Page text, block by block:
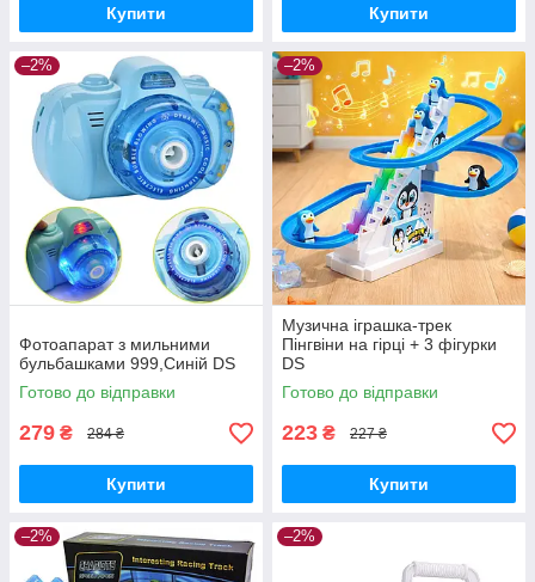
Купити Купити
–2%
Фотоапарат з мильними
бульбашками 999,Синій DS
Готово до відправки
279 ₴ 284 ₴
Купити
–2%
Музична іграшка-трек
Пінгвіни на гірці + 3 фігурки
DS
Готово до відправки
223 ₴ 227 ₴
Купити
–2% –2%